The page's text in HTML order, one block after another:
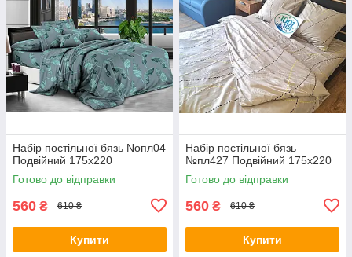
Набір постільної бязь Noпл04
Подвійний 175х220
Готово до відправки
560 ₴ 610 ₴
Купити
Набір постільної бязь
№пл427 Подвійний 175х220
Готово до відправки
560 ₴ 610 ₴
Купити